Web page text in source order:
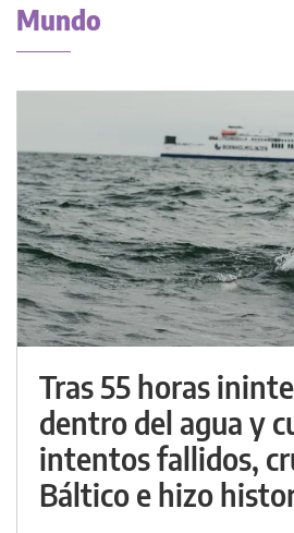
Mundo
Tras 55 horas
dentro del agua y
intentos fallidos,
Báltico e hizo